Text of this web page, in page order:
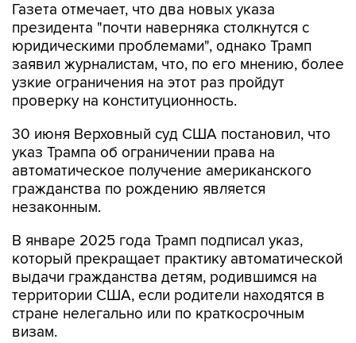
Газета отмечает, что два новых указа
президента "почти наверняка столкнутся с
юридическими проблемами", однако Трамп
заявил журналистам, что, по его мнению, более
узкие ограничения на этот раз пройдут
проверку на конституционность.
30 июня Верховный суд США постановил, что
указ Трампа об ограничении права на
автоматическое получение американского
гражданства по рождению является
незаконным.
В январе 2025 года Трамп подписал указ,
который прекращает практику автоматической
выдачи гражданства детям, родившимся на
территории США, если родители находятся в
стране нелегально или по краткосрочным
визам.